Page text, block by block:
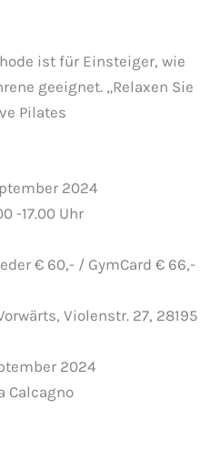
ist für Einsteiger, wie
geeignet. „Relaxen Sie
Pilates
2024
Uhr
60,- / GymCard € 66,-
Violenstr. 27, 28195
2024